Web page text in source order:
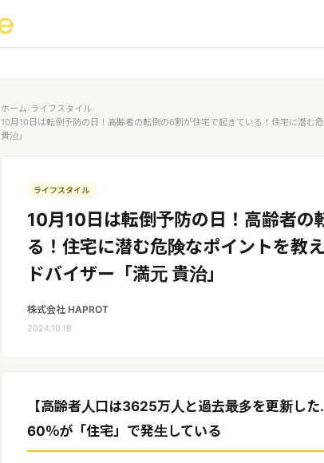
ホーム›ライフスタイル›
10月10日は転倒予防の日！高齢者の転倒の6割が住宅で起きている！住宅に潜む
貴治」
ライフスタイル
10月10日は転倒予防の日！高齢者の
る！住宅に潜む危険なポイントを教
ドバイザー「満元 貴治」
株式会社 HAPROT
2024.10.18
【高齢者人口は3625万人と過去最多を更新し
60％が「住宅」で発生している